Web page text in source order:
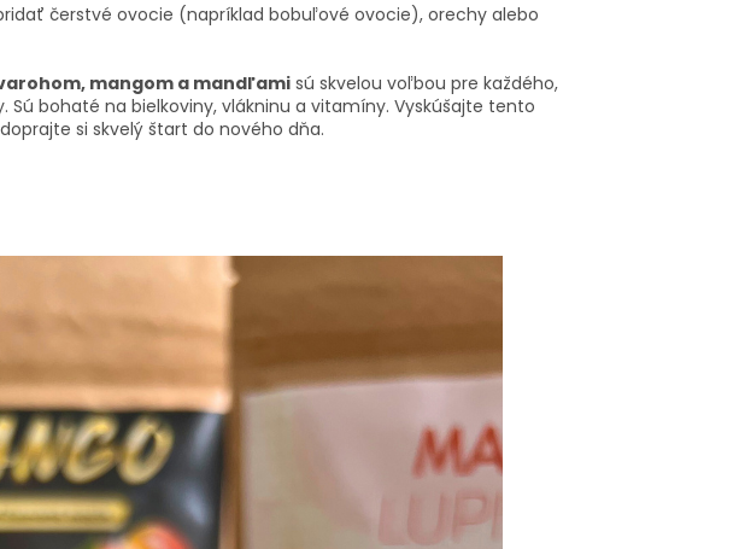
čerstvé ovocie (napríklad bobuľové ovocie), orechy alebo
mangom a mandľami sú skvelou voľbou pre každého,
bohaté na bielkoviny, vlákninu a vitamíny. Vyskúšajte tento
si skvelý štart do nového dňa.